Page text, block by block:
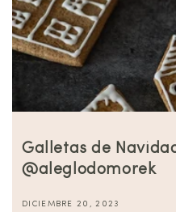
Galletas de
@aleglodomorek
DICIEMBRE 20, 2023